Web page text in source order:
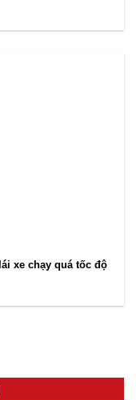
xe chạy quá tốc độ